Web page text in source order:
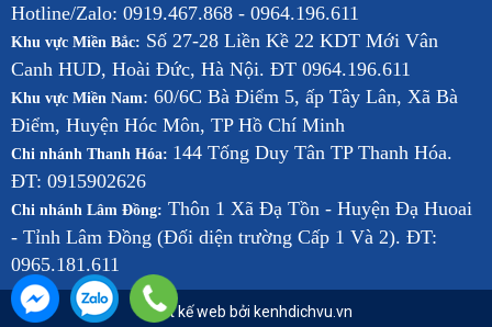
Hotline/Zalo: 0919.467.868 - 0964.196.611
Khu vực Miền Bắc: Số 27-28 Liền Kề 22 KDT Mới Vân
Canh HUD, Hoài Đức, Hà Nội. ĐT 0964.196.611
Khu vực Miền Nam: 60/6C Bà Điểm 5, ấp Tây Lân, Xã Bà
Điểm, Huyện Hóc Môn, TP Hồ Chí Minh
Chi nhánh Thanh Hóa: 144 Tống Duy Tân TP Thanh Hóa.
ĐT: 0915902626
Chi nhánh Lâm Đồng: Thôn 1 Xã Đạ Tồn - Huyện Đạ Huoai
- Tỉnh Lâm Đồng (Đối diện trường Cấp 1 Và 2). ĐT:
0965.181.611
Thiết kế web bởi kenhdichvu.vn